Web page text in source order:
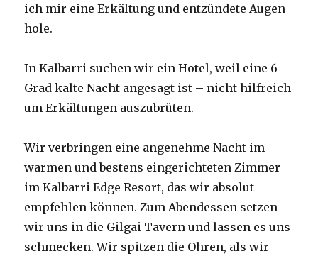
ich mir eine Erkältung und entzündete Augen
hole.
In Kalbarri suchen wir ein Hotel, weil eine 6
Grad kalte Nacht angesagt ist – nicht hilfreich
um Erkältungen auszubrüten.
Wir verbringen eine angenehme Nacht im
warmen und bestens eingerichteten Zimmer
im Kalbarri Edge Resort, das wir absolut
empfehlen können. Zum Abendessen setzen
wir uns in die Gilgai Tavern und lassen es uns
schmecken. Wir spitzen die Ohren, als wir